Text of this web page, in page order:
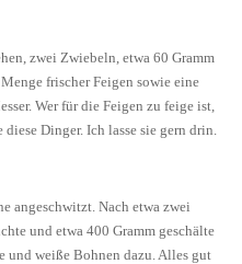
zwei Zwiebeln, etwa 60 Gramm
frischer Feigen sowie eine
Wer für die Feigen zu feige ist,
Dinger. Ich lasse sie gern drin.
angeschwitzt. Nach etwa zwei
und etwa 400 Gramm geschälte
und weiße Bohnen dazu. Alles gut